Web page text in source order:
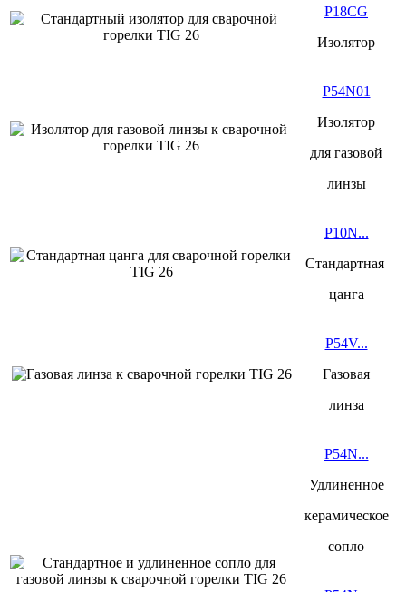
P18CG
Изолятор
P54N01
Изолятор
для газовой
линзы
P10N...
Стандартная
цанга
P54V...
Газовая
линза
P54N...
Удлиненное
керамическое
сопло